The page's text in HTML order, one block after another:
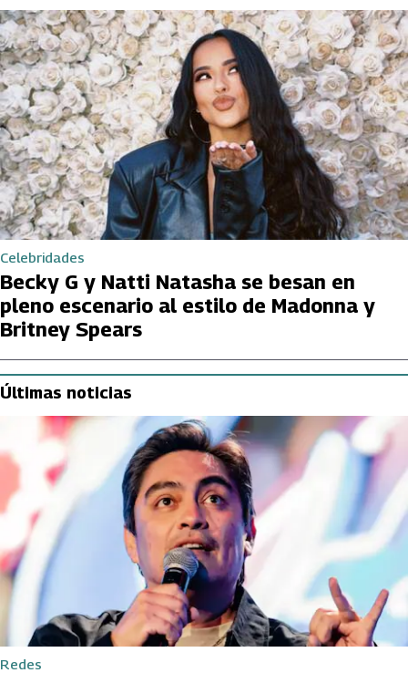
Celebridades
Becky G y Natti Natasha se besan en
pleno escenario al estilo de Madonna y
Britney Spears
Últimas noticias
Redes